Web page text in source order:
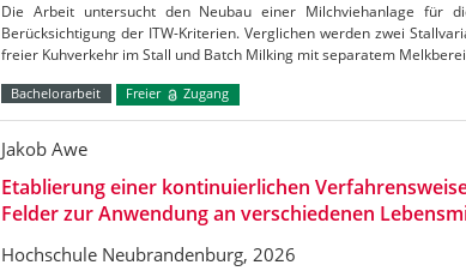
Die Arbeit untersucht den Neubau einer Milchviehanlage für
Berücksichtigung der ITW-Kriterien. Verglichen werden zwei
freier Kuhverkehr im Stall und Batch Milking mit separatem
Bachelorarbeit Freier Zugang
Jakob Awe
Etablierung einer kontinuierlichen
Felder zur Anwendung an verschiedenen
Hochschule Neubrandenburg, 2026